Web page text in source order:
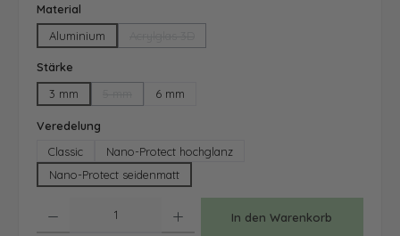
Material
Aluminium
Stärke
3 mm
(Diese Option ist zurzeit nicht verfügbar.)
6 mm
Veredelung
Classic
Nano-Protect hochglanz
Nano-Protect seidenmatt
In den Warenkorb